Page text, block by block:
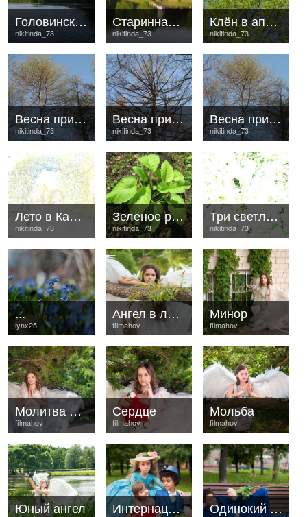
nikitinda_73
Головинский пруд весной
nikitinda_73
Старинная беседка
nikitinda_73
Клён в апреле
nikitinda_73
Весна пришла
nikitinda_73
Весна пришла
nikitinda_73
Весна пришла
nikitinda_73
Лето в Камергерском
nikitinda_73
Зелёное растение
nikitinda_73
Три светлых тюльпана
lynx25
...
filmahov
Ангел в листве
filmahov
Минор
filmahov
Молитва ангела
filmahov
Сердце
filmahov
Мольба
Юный ангел Интернационал Одинокий Боби